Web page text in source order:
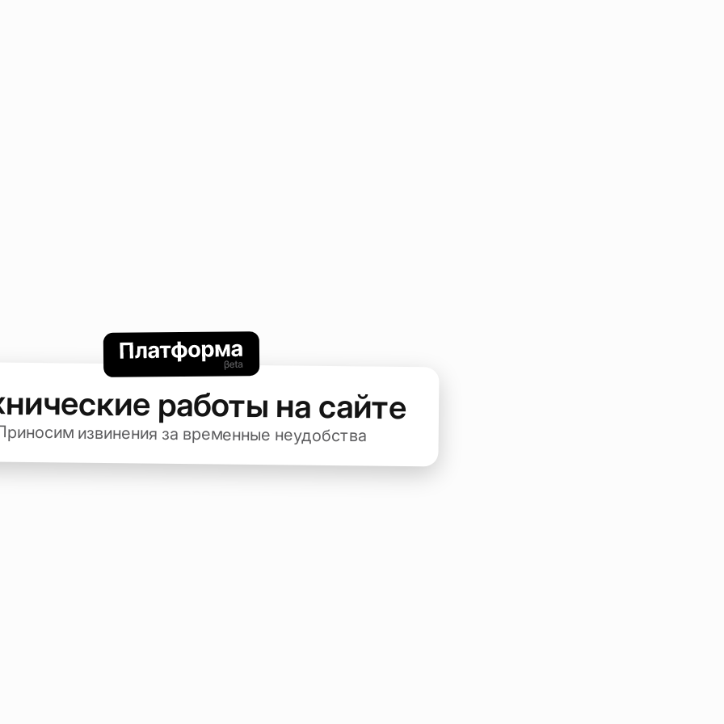
работы на сайте
извинения за временные неудобства